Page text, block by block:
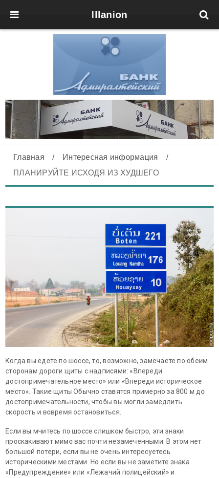
Illanion
Главная / Интересная информация
/
ПЛАНИРУЙТЕ ИСХОДЯ ИЗ ХУДШЕГО
Когда вы едете по шоссе, то, возможно, замечаете по обеим
сторонам дороги щиты с надписями: «Впереди
достопримечательное место» или «Впереди историческое
место». Такие щиты Обычно ставятся примерно за 800 м до
достопримечательности, чтобы вы могли замедлить
скорость и вовремя остановиться.
Если вы мчитесь по шоссе слишком быстро, эти знаки
проскакивают мимо вас почти незамеченными. В этом нет
большой потери, если вы не очень интересуетесь
историческими местами. Но если вы не заметите знака
«Предупреждение» или «Лежачий полицейский» и